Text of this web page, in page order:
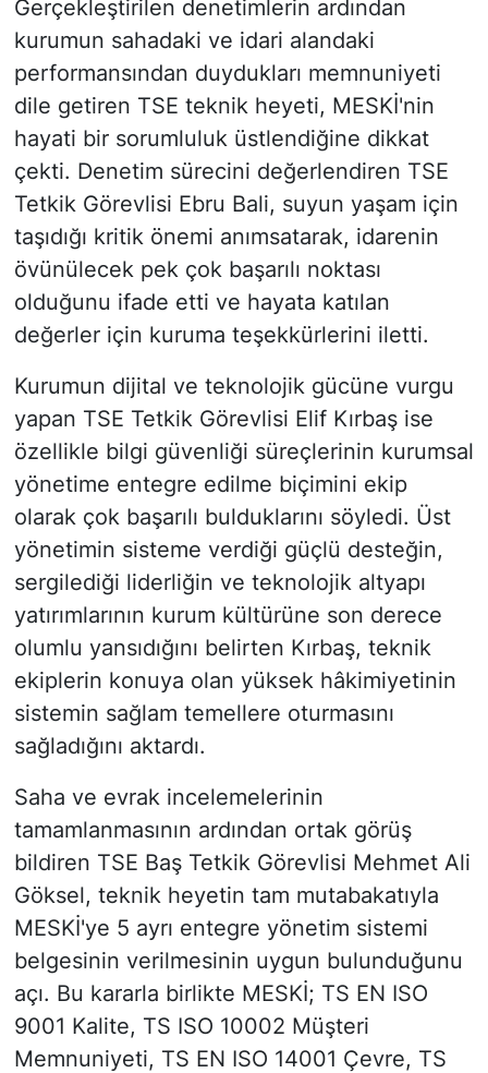
Gerçekleştirilen denetimlerin ardından
kurumun sahadaki ve idari alandaki
performansından duydukları memnuniyeti
dile getiren TSE teknik heyeti, MESKİ'nin
hayati bir sorumluluk üstlendiğine dikkat
çekti. Denetim sürecini değerlendiren TSE
Tetkik Görevlisi Ebru Bali, suyun yaşam için
taşıdığı kritik önemi anımsatarak, idarenin
övünülecek pek çok başarılı noktası
olduğunu ifade etti ve hayata katılan
değerler için kuruma teşekkürlerini iletti.
Kurumun dijital ve teknolojik gücüne vurgu
yapan TSE Tetkik Görevlisi Elif Kırbaş ise
özellikle bilgi güvenliği süreçlerinin kurumsal
yönetime entegre edilme biçimini ekip
olarak çok başarılı bulduklarını söyledi. Üst
yönetimin sisteme verdiği güçlü desteğin,
sergilediği liderliğin ve teknolojik altyapı
yatırımlarının kurum kültürüne son derece
olumlu yansıdığını belirten Kırbaş, teknik
ekiplerin konuya olan yüksek hâkimiyetinin
sistemin sağlam temellere oturmasını
sağladığını aktardı.
Saha ve evrak incelemelerinin
tamamlanmasının ardından ortak görüş
bildiren TSE Baş Tetkik Görevlisi Mehmet Ali
Göksel, teknik heyetin tam mutabakatıyla
MESKİ'ye 5 ayrı entegre yönetim sistemi
belgesinin verilmesinin uygun bulunduğunu
açı. Bu kararla birlikte MESKİ; TS EN ISO
9001 Kalite, TS ISO 10002 Müşteri
Memnuniyeti, TS EN ISO 14001 Çevre, TS